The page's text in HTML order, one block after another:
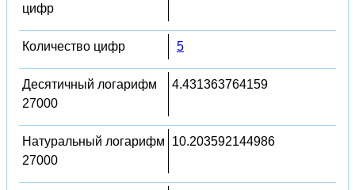
цифр
Количество цифр 5
Десятичный логарифм
27000
4.431363764159
Натуральный логарифм
27000
10.203592144986